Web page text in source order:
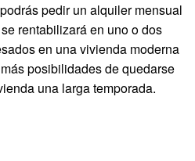
pedir un alquiler mensual
rentabilizará en uno o dos
en una vivienda moderna
posibilidades de quedarse
una larga temporada.